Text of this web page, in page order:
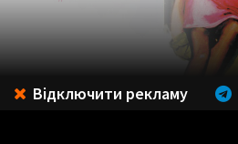
Відключити рекламу